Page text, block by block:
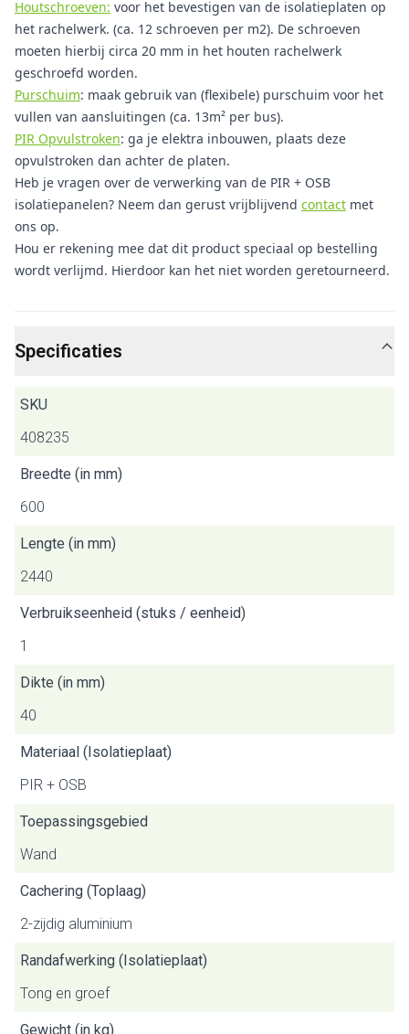
Houtschroeven: voor het bevestigen van de isolatieplaten op
het rachelwerk. (ca. 12 schroeven per m2). De schroeven
moeten hierbij circa 20 mm in het houten rachelwerk
geschroefd worden.
Purschuim: maak gebruik van (flexibele) purschuim voor het
vullen van aansluitingen (ca. 13m² per bus).
PIR Opvulstroken: ga je elektra inbouwen, plaats deze
opvulstroken dan achter de platen.
Heb je vragen over de verwerking van de PIR + OSB
isolatiepanelen? Neem dan gerust vrijblijvend contact met
ons op.
Hou er rekening mee dat dit product speciaal op bestelling
wordt verlijmd. Hierdoor kan het niet worden geretourneerd.
Specificaties
SKU
408235
Breedte (in mm)
600
Lengte (in mm)
2440
Verbruikseenheid (stuks / eenheid)
1
Dikte (in mm)
40
Materiaal (Isolatieplaat)
PIR + OSB
Toepassingsgebied
Wand
Cachering (Toplaag)
2-zijdig aluminium
Randafwerking (Isolatieplaat)
Tong en groef
Gewicht (in kg)